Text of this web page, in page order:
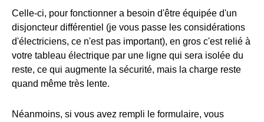
Celle-ci, pour fonctionner a besoin d'être équipée d'un
disjoncteur différentiel (je vous passe les considérations
d'électriciens, ce n'est pas important), en gros c'est relié à
votre tableau électrique par une ligne qui sera isolée du
reste, ce qui augmente la sécurité, mais la charge reste
quand même très lente.
Néanmoins, si vous avez rempli le formulaire, vous